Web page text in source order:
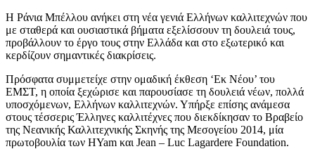
Η Ράνια Μπέλλου ανήκει στη νέα γενιά Ελλήνων καλλιτεχνών που
με σταθερά και ουσιαστικά βήματα εξελίσσουν τη δουλειά τους,
προβάλλουν το έργο τους στην Ελλάδα και στο εξωτερικό και
κερδίζουν σημαντικές διακρίσεις.
Πρόσφατα συμμετείχε στην ομαδική έκθεση ‘Εκ Νέου’ του
ΕΜΣΤ, η οποία ξεχώρισε και παρουσίασε τη δουλειά νέων, πολλά
υποσχόμενων, Ελλήνων καλλιτεχνών. Υπήρξε επίσης ανάμεσα
στους τέσσερις Έλληνες καλλιτέχνες που διεκδίκησαν το Βραβείο
της Νεανικής Καλλιτεχνικής Σκηνής της Μεσογείου 2014, μία
πρωτοβουλία των HYam και Jean – Luc Lagardere Foundation.